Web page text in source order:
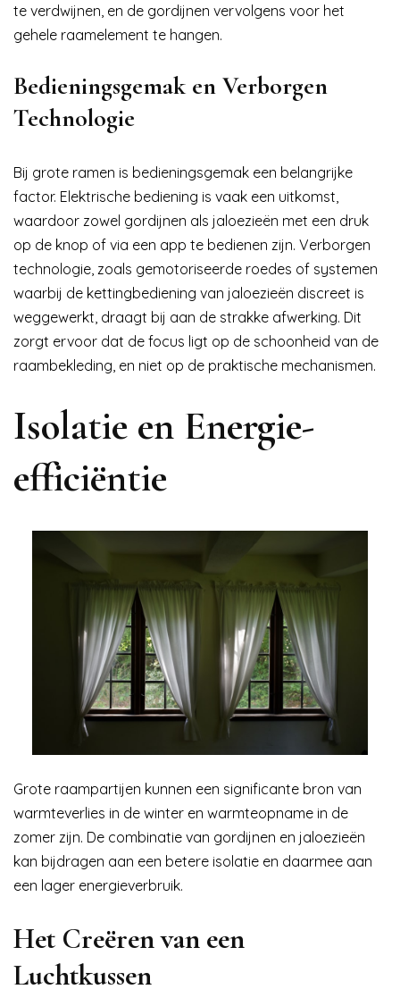
te verdwijnen, en de gordijnen vervolgens voor het
gehele raamelement te hangen.
Bedieningsgemak en Verborgen
Technologie
Bij grote ramen is bedieningsgemak een belangrijke
factor. Elektrische bediening is vaak een uitkomst,
waardoor zowel gordijnen als jaloezieën met een druk
op de knop of via een app te bedienen zijn. Verborgen
technologie, zoals gemotoriseerde roedes of systemen
waarbij de kettingbediening van jaloezieën discreet is
weggewerkt, draagt bij aan de strakke afwerking. Dit
zorgt ervoor dat de focus ligt op de schoonheid van de
raambekleding, en niet op de praktische mechanismen.
Isolatie en Energie-
efficiëntie
Grote raampartijen kunnen een significante bron van
warmteverlies in de winter en warmteopname in de
zomer zijn. De combinatie van gordijnen en jaloezieën
kan bijdragen aan een betere isolatie en daarmee aan
een lager energieverbruik.
Het Creëren van een
Luchtkussen